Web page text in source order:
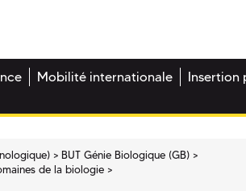
Mobilité internationale
Insertion
BUT Génie Biologique (GB)
de la biologie